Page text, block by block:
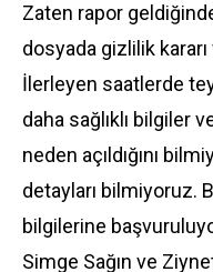
Zaten rapor
dosyada gizlilik
İlerleyen saatlerde
daha sağlıklı bilgiler
neden açıldığını
detayları bilmiyoruz.
bilgilerine
Simge Sağın ve